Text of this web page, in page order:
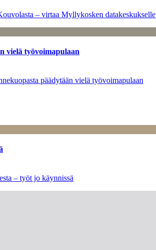
– virtaa Myllykosken datakeskukselle
vielä työvoimapulaan
päädytään vielä työvoimapulaan
– työt jo käynnissä